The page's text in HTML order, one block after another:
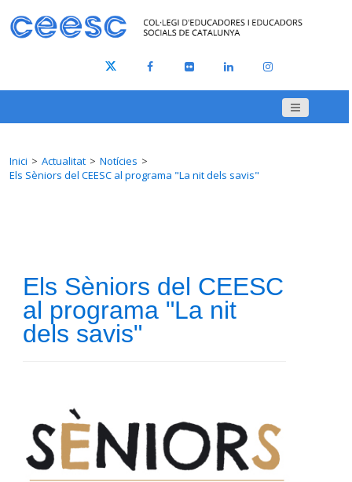
Inici Actualitat
Notícies
Els Sèniors del CEESC al programa "La nit dels savis"
Els Sèniors del CEESC
al programa "La nit
dels savis"